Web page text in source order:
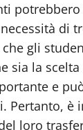
di
gli
sia la
e
Pertanto, è
loro